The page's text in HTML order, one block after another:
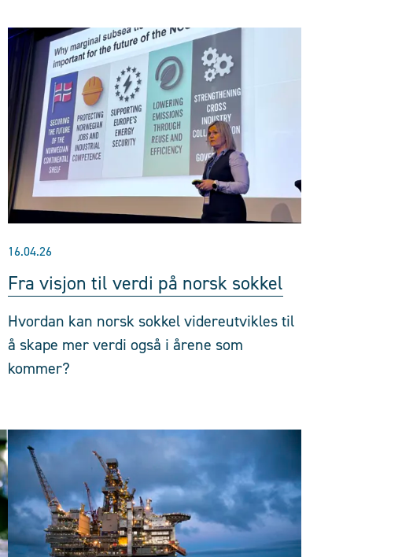
16.04.26
Fra visjon til verdi på norsk sokkel
Hvordan kan norsk sokkel videreutvikles til
å skape mer verdi også i årene som
kommer?